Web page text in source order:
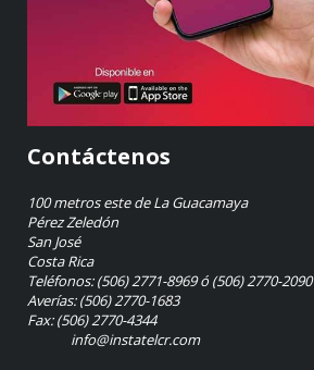
Contáctenos
100 metros este de La Guacamaya
Pérez Zeledón
San José
Costa Rica
Teléfonos: (506) 2771-8969 ó (506) 2770-2090
Averías: (506) 2770-1683
Fax: (506) 2770-4344
info@instatelcr.com